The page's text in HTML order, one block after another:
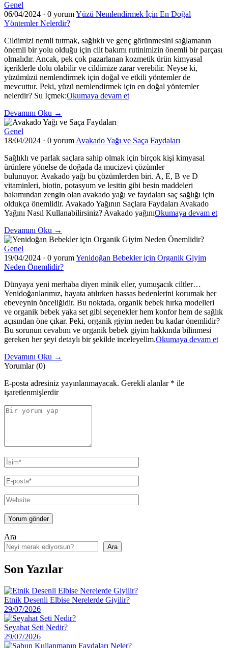
Genel
06/04/2024 · 0 yorumYüzü Nemlendirmek İçin En Doğal
Yöntemler Nelerdir?
Cildimizi nemli tutmak, sağlıklı ve genç görünmesini sağlamanın
önemli bir yolu olduğu için cilt bakımı rutinimizin önemli bir parçası
olmalıdır. Ancak, pek çok pazarlanan kozmetik ürün kimyasal
içeriklerle dolu olabilir ve cildimize zarar verebilir. Neyse ki,
yüzümüzü nemlendirmek için doğal ve etkili yöntemler de
mevcuttur. Peki, yüzü nemlendirmek için en doğal yöntemler
nelerdir? Su İçmek:Okumaya devam et"Yüzü
Yöntemler
Devamını Oku →
Genel
18/04/2024 · 0 yorum Avakado Yağı ve Saça Faydaları
Sağlıklı ve parlak saçlara sahip olmak için birçok kişi kimyasal
ürünlere yönelse de doğada da mucizevi çözümler
bulunuyor. Avakado yağı bu çözümlerden biri. A, E, B ve D
vitaminleri, biotin, potasyum ve lesitin gibi besin maddeleri
bakımından zengin olan avakado yağı ve faydaları saç sağlığı için
oldukça önemlidir. Avakado Yağının Saçlara Faydaları Avakado
Yağını Nasıl Kullanabilirsiniz? Avakado yağınıOkumaya devam et
Devamını Oku →
Genel
19/04/2024 · 0 yorumYenidoğan Bebekler için Organik Giyim
Neden Önemlidir?
Dünyaya yeni merhaba diyen minik eller, yumuşacık ciltler…
Yenidoğanlarımız, hayata atılırken hassas bedenlerini korumak her
ebeveynin önceliğidir. Bu noktada, organik bebek hırka modelleri
ve organik bebek yaka set gibi seçenekler hem konfor hem de sağlık
açısından öne çıkar. Peki, organik giyim neden bu kadar önemlidir?
Bu sorunun cevabını ve organik bebek giyim hakkında bilinmesi
gereken her şeyi detaylı bir şekilde inceleyelim.Okumaya devam et
Devamını Oku →
Yorumlar (0)
E-posta adresiniz yayınlanmayacak. Gerekli alanlar * ile
işaretlenmişlerdir
Ara
Ara
Son Yazılar
Etnik Desenli Elbise Nerelerde Giyilir?
29/07/2026
Seyahat Seti Nedir?
29/07/2026